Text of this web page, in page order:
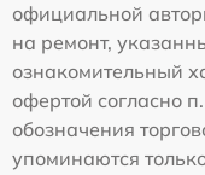
официальной
на ремонт,
ознакомительный
офертой согласно
обозначения
упоминаются